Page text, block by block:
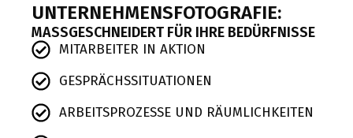
UNTERNEHMENSFOTOGRAFIE:
MASSGESCHNEIDERT FÜR IHRE BEDÜRFNISSE
MITARBEITER IN AKTION
GESPRÄCHSSITUATIONEN
ARBEITSPROZESSE UND RÄUMLICHKEITEN